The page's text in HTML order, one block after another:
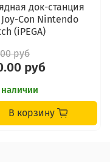
док-станция
Con Nintendo
(iPEGA)
руб
руб
В корзину